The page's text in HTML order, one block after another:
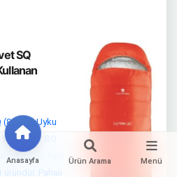
Anasayfa Ürün Arama Menü
SQ
(86174) Uyku
Duvet SQ
ise fiyat-
Pahalı